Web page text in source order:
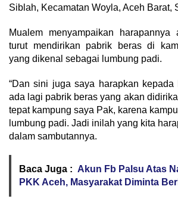
Siblah, Kecamatan Woyla, Aceh Barat,
Mualem menyampaikan harapannya
turut mendirikan pabrik beras di
yang dikenal sebagai lumbung padi.
“Dan sini juga saya harapkan kepada
ada lagi pabrik beras yang akan
tepat kampung saya Pak, karena
lumbung padi. Jadi inilah yang kita
dalam sambutannya.
Baca Juga : Akun Fb Palsu Atas
PKK Aceh, Masyarakat Diminta